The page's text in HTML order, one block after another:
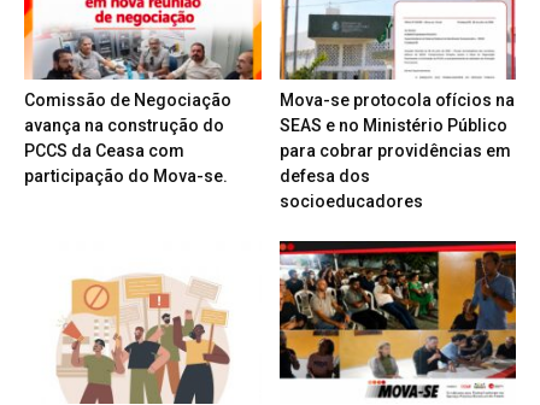
Comissão de Negociação
avança na construção do
PCCS da Ceasa com
participação do Mova-se.
Mova-se protocola ofícios na
SEAS e no Ministério Público
para cobrar providências em
defesa dos
socioeducadores